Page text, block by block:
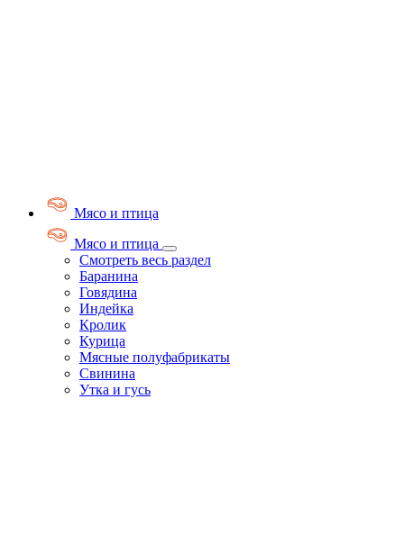
Мясо и птица
Мясо и птица
Смотреть весь раздел
Баранина
Говядина
Индейка
Кролик
Курица
Мясные полуфабрикаты
Свинина
Утка и гусь